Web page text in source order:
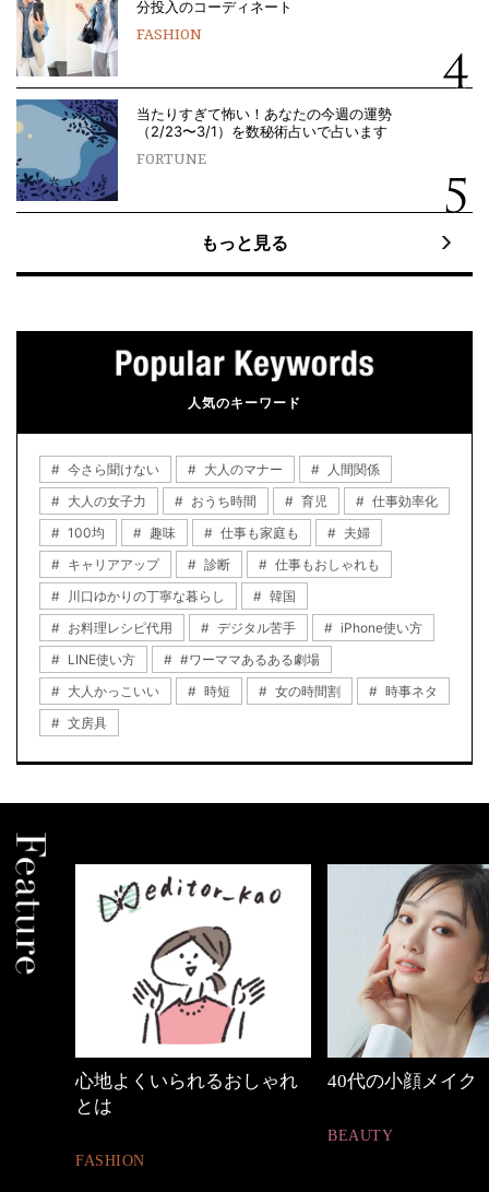
分投入のコーディネート
FASHION
当たりすぎて怖い！あなたの今週の運勢
（2/23〜3/1）を数秘術占いで占います
FORTUNE
もっと見る
人気のキーワード
今さら聞けない 大人のマナー
人間関係
大人の女子力
おうち時間 育児
仕事効率化
100均
趣味 仕事も家庭も
夫婦
キャリアアップ
診断
仕事もおしゃれも
川口ゆかりの丁寧な暮らし
韓国
お料理レシピ代用
デジタル苦手
iPhone使い方
LINE使い方
#ワーママあるある劇場
大人かっこいい
時短 女の時間割
時事ネタ
文房具
心地よくいられるおしゃれ
とは
FASHION
40代の小顔メイク
BEAUTY